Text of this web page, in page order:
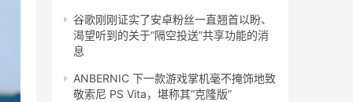
谷歌刚刚证实了安卓粉丝一直翘首以盼、
渴望听到的关于“隔空投送”共享功能的消
息
ANBERNIC 下一款游戏掌机毫不掩饰地致
敬索尼 PS Vita，堪称其“克隆版”